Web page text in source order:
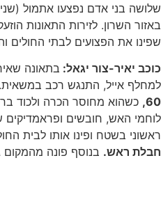
שלושה בני אדם נפצעו אתמול
באזור השרון. לזירות התאונות
שפינו את הפצועים לבתי החולים
כוכב יאיר-צור יגאל:
למחלף אייל, התנגש רכב
60, כשהוא מחוסר הכרה ולכוד
לוחמי האש, חובשים ופראמדיקים
ראשוני בשטח ופינו אותו לבית
חבלת ראש. בנוסף פונה מהמקום גבר כבן